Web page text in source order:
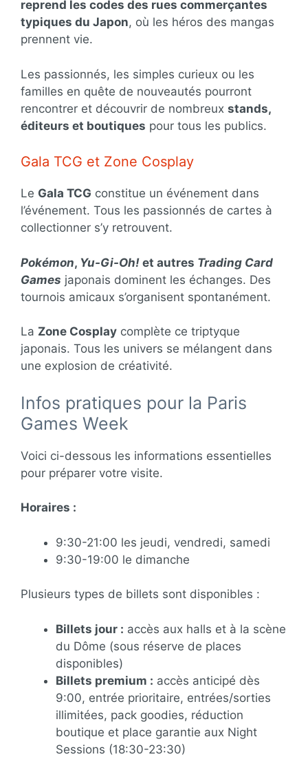
reprend les codes des rues commerçantes
typiques du Japon, où les héros des mangas
prennent vie.
Les passionnés, les simples curieux ou les
familles en quête de nouveautés pourront
rencontrer et découvrir de nombreux stands,
éditeurs et boutiques pour tous les publics.
Gala TCG et Zone Cosplay
Le Gala TCG constitue un événement dans
l’événement. Tous les passionnés de cartes à
collectionner s’y retrouvent.
Pokémon, Yu-Gi-Oh! et autres Trading Card
Games japonais dominent les échanges. Des
tournois amicaux s’organisent spontanément.
La Zone Cosplay complète ce triptyque
japonais. Tous les univers se mélangent dans
une explosion de créativité.
Infos pratiques pour la Paris
Games Week
Voici ci-dessous les informations essentielles
pour préparer votre visite.
Horaires :
9:30-21:00 les jeudi, vendredi, samedi
9:30-19:00 le dimanche
Plusieurs types de billets sont disponibles :
Billets jour : accès aux halls et à la scène
du Dôme (sous réserve de places
disponibles)
Billets premium : accès anticipé dès
9:00, entrée prioritaire, entrées/sorties
illimitées, pack goodies, réduction
boutique et place garantie aux Night
Sessions (18:30-23:30)